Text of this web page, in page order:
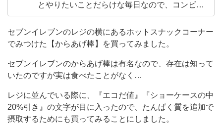
し
た。
セ
ブ
ン
イ
レ
ブ
とやりたいことだらけな毎日なので、コンビニ
にもよくお世話になっています。 よく行くコン
ビニはセブンイレブン・ファミリーマートがメ
インです。 ついいつも同じものを買いがちなの
セブンイレブンのレジの横にあるホットスナックコーナー
でみつけた【からあげ棒】を買ってみました。
セブンイレブンのからあげ棒は有名なので、存在は知って
いたのですが実は食べたことがなく…
レジに並んでいる際に、『エコだ値』『ショーケースの中
20%引き』の文字が目に入ったので、たんぱく質を追加で
摂取するためにも買ってみることにしました。